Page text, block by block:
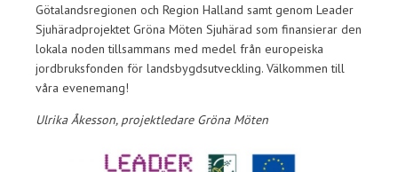
Götalandsregionen och Region Halland samt genom Leader
Sjuhäradprojektet Gröna Möten Sjuhärad som finansierar den
lokala noden tillsammans med medel från europeiska
jordbruksfonden för landsbygdsutveckling. Välkommen till
våra evenemang!
Ulrika Åkesson, projektledare Gröna Möten